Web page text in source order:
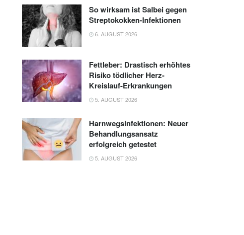
So wirksam ist Salbei gegen
Streptokokken-Infektionen
6. AUGUST 2026
Fettleber: Drastisch erhöhtes
Risiko tödlicher Herz-
Kreislauf-Erkrankungen
5. AUGUST 2026
Harnwegsinfektionen: Neuer
Behandlungsansatz
erfolgreich getestet
5. AUGUST 2026